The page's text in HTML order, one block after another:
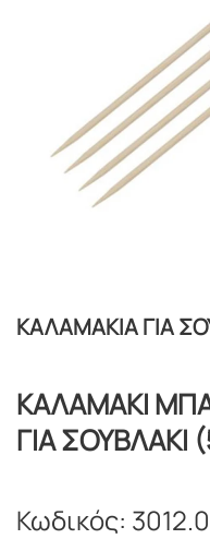
ΚΑΛΑΜΑΚΙΑ ΓΙΑ
ΚΑΛΑΜΑΚΙ
ΓΙΑ ΣΟΥΒΛΑΚΙ
Κωδικός: